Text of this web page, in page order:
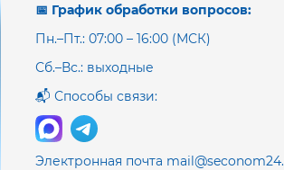
📅 График обработки вопросов:
Пн.–Пт.: 07:00 – 16:00 (МСК)
Сб.–Вс.: выходные
📬 Способы связи:
Электронная почта